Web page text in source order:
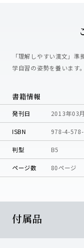
「理解しやすい漢文」
学自習の姿勢を養います。
書籍情報
発刊日 2013年03
ISBN 978-4-
判型 B5
ページ数 80ページ
付属品